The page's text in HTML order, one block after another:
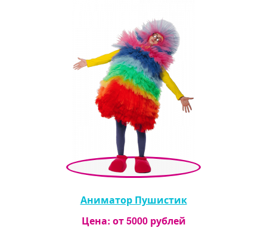
Аниматор Пушистик
Цена: от5000рублей